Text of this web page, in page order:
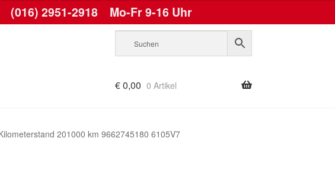
(016) 2951-2918Mo-Fr 9-16 Uhr
€0,00 0 Artikel
201000 km 9662745180 6105V7